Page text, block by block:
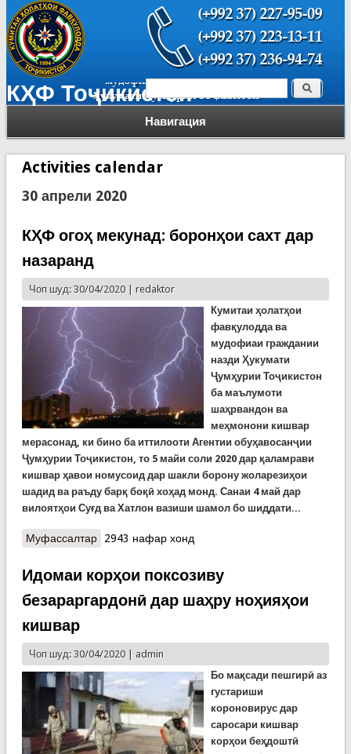
КҲФ Тоҷикистон
Навигация
Форма поиска Поиск
Activities calendar
30 апрели 2020
КҲФ огоҳ мекунад: боронҳои сахт дар
назаранд
Чоп шуд: 30/04/2020 | redaktor
Кумитаи ҳолатҳои
фавқулодда ва
мудофиаи граждании
назди Ҳукумати
Ҷумҳурии Тоҷикистон
ба маълумоти
шаҳрвандон ва
меҳмонони кишвар
мерасонад, ки бино ба иттилооти Агентии обуҳавосанҷии
Ҷумҳурии Тоҷикистон, то 5 майи соли 2020 дар қаламрави
кишвар ҳавои номусоид дар шакли борону жоларезиҳои
шадид ва раъду барқ боқӣ хоҳад монд. Санаи 4 май дар
вилоятҳои Суғд ва Хатлон вазиши шамол бо шиддати...
Муфассалтаро КҲФ огоҳ мекунад: боронҳои сахт дар
2943 нафар хонд
Идомаи корҳои поксозиву
безараргардонӣ дар шаҳру ноҳияҳои
кишвар
Чоп шуд: 30/04/2020 | admin
Бо мақсади пешгирӣ аз
густариши
короновирус дар
саросари кишвар
корҳои беҳдоштӣ